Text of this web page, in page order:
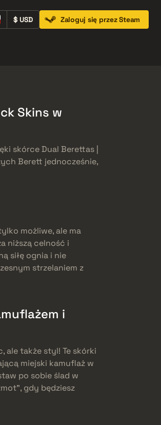
$ USD Zaloguj się przez Steam
Skins w
skórce Dual Berettas |
Berett jednocześnie,
możliwe, ale ma
niższą celność i
siłę ognia i nie
strzelaniem z
i
ale także styl! Te skórki
miejski kamuflaż w
po sobie ślad w
gdy będziesz